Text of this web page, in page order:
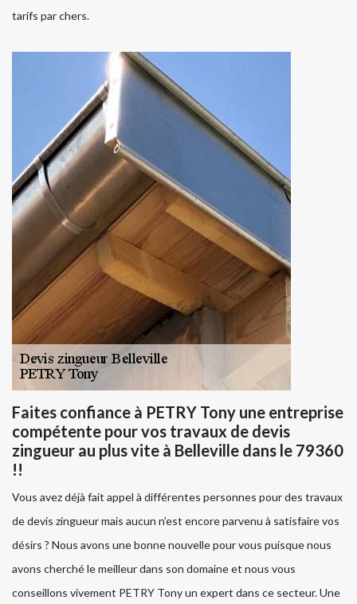
tarifs par chers.
Faites confiance à PETRY Tony une entreprise
compétente pour vos travaux de devis
zingueur au plus vite à Belleville dans le 79360
!!
Vous avez déjà fait appel à différentes personnes pour des travaux
de devis zingueur mais aucun n’est encore parvenu à satisfaire vos
désirs ? Nous avons une bonne nouvelle pour vous puisque nous
avons cherché le meilleur dans son domaine et nous vous
conseillons vivement PETRY Tony un expert dans ce secteur. Une